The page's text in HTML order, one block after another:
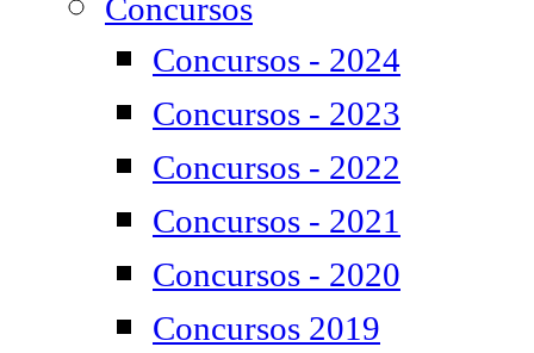
Concursos
Concursos - 2024
Concursos - 2023
Concursos - 2022
Concursos - 2021
Concursos - 2020
Concursos 2019